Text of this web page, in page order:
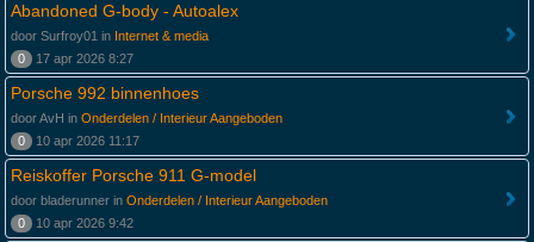
Abandoned G-body - Autoalex
door Surfroy01 in Internet & media
0
17 apr 2026 8:27
Porsche 992 binnenhoes
door AvH in Onderdelen / Interieur Aangeboden
0
10 apr 2026 11:17
Reiskoffer Porsche 911 G-model
door bladerunner in Onderdelen / Interieur Aangeboden
0
10 apr 2026 9:42